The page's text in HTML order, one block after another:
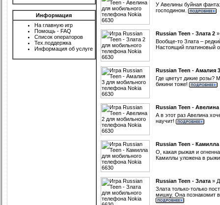
Информация
На главную игр
Помощь - FAQ
Список операторов
Тех.поддержка
Информация об услуге
У Авелины буйная
господином.
Russian Teen - Злата 2
Вообще-то Злата –
Настоящий платиновый
Russian Teen - Амалия 3
Где цветут дикие розы?
бикини тоже!
Russian Teen - Авелина
А в этот раз Авелина
научит!
Russian Teen - Камилла
О, какая рыжая и
Камиллы уложена в
Russian Teen - Злата »
Злата только-только
мишку. Она познакомит